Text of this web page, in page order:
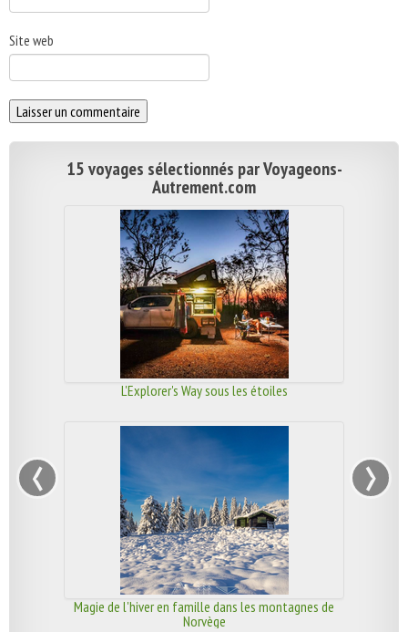
Site web
15 voyages sélectionnés par Voyageons-
Autrement.com
L'Explorer's Way sous les étoiles
Magie de l'hiver en famille dans les montagnes de
Norvège
‹ ›